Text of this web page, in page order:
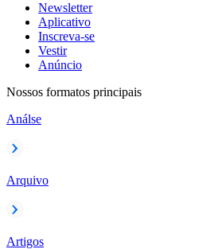
Newsletter
Aplicativo
Inscreva-se
Vestir
Anúncio
Nossos formatos principais
Análse
Arquivo
Artigos